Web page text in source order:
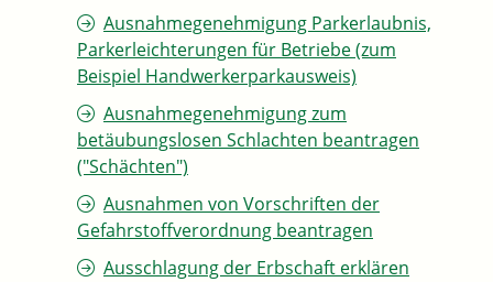
Ausnahmegenehmigung Parkerlaubnis,
Parkerleichterungen für Betriebe (zum
Beispiel Handwerkerparkausweis)
Ausnahmegenehmigung zum
betäubungslosen Schlachten beantragen
("Schächten")
Ausnahmen von Vorschriften der
Gefahrstoffverordnung beantragen
Ausschlagung der Erbschaft erklären